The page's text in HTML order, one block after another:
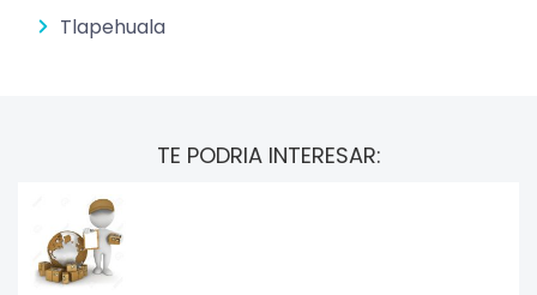
Tlapehuala
TE PODRIA INTERESAR: